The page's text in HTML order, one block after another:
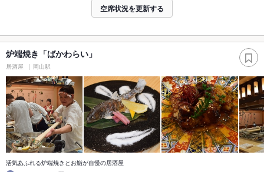
空席状況を更新する
炉端焼き「ばかわらい」
居酒屋 岡山駅
活気あふれる炉端焼きとお鮨が自慢の居酒屋